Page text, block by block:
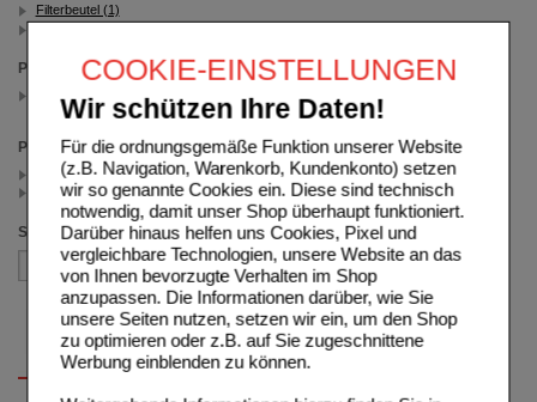
COOKIE-EINSTELLUNGEN
Wir schützen Ihre Daten!
Für die ordnungsgemäße Funktion unserer Website
(z.B. Navigation, Warenkorb, Kundenkonto) setzen
wir so genannte Cookies ein. Diese sind technisch
notwendig, damit unser Shop überhaupt funktioniert.
Darüber hinaus helfen uns Cookies, Pixel und
vergleichbare Technologien, unsere Website an das
von Ihnen bevorzugte Verhalten im Shop
anzupassen. Die Informationen darüber, wie Sie
unsere Seiten nutzen, setzen wir ein, um den Shop
zu optimieren oder z.B. auf Sie zugeschnittene
Werbung einblenden zu können.
Filterbeutel (1)
Packungsgröße
(auswahl entfernen)
Preis
< 5.00 (1)
>= 5.00 (1)
Sortieren nach